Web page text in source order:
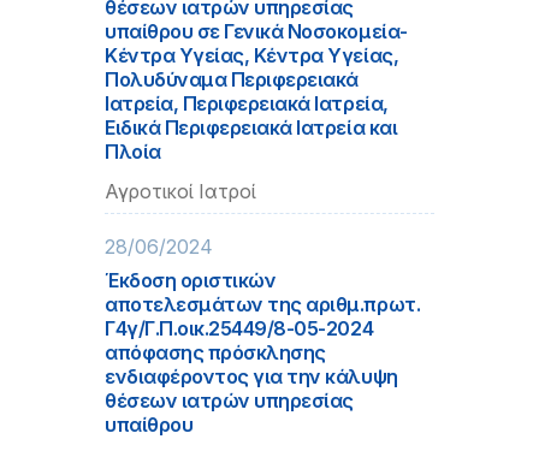
θέσεων ιατρών υπηρεσίας
υπαίθρου σε Γενικά Νοσοκομεία-
Κέντρα Υγείας, Κέντρα Υγείας,
Πολυδύναμα Περιφερειακά
Ιατρεία, Περιφερειακά Ιατρεία,
Ειδικά Περιφερειακά Ιατρεία και
Πλοία
Αγροτικοί Ιατροί
28/06/2024
Έκδοση οριστικών
αποτελεσμάτων της αριθμ.πρωτ.
Γ4γ/Γ.Π.οικ.25449/8-05-2024
απόφασης πρόσκλησης
ενδιαφέροντος για την κάλυψη
θέσεων ιατρών υπηρεσίας
υπαίθρου